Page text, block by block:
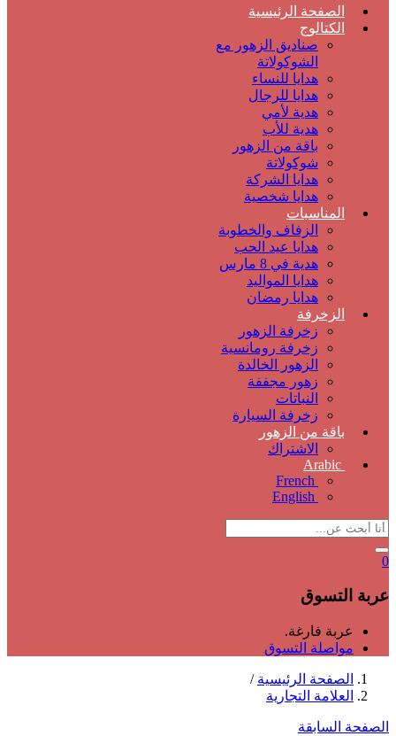
الصفحة الرئيسية
الكتالوج
صناديق الزهور مع
الشوكولاتة
هدايا للنساء
هدايا للرجال
هدية لأمي
هدية للأب
باقة من الزهور
شوكولاتة
هدايا الشركة
هدايا شخصية
المناسبات
الزفاف والخطوبة
هدايا عيد الحب
هدية في 8 مارس
هدايا المواليد
هدايا رمضان
الزخرفة
زخرفة الزهور
زخرفة رومانسية
الزهور الخالدة
زهور مجففة
النباتات
زخرفة السيارة
باقة من الزهور
الاشتراك
Arabic
French
English
0
عربة التسوق
عربة فارغة.
مواصلة التسوق
الصفحة الرئيسية /
العلامة التجارية
الصفحة السابقة